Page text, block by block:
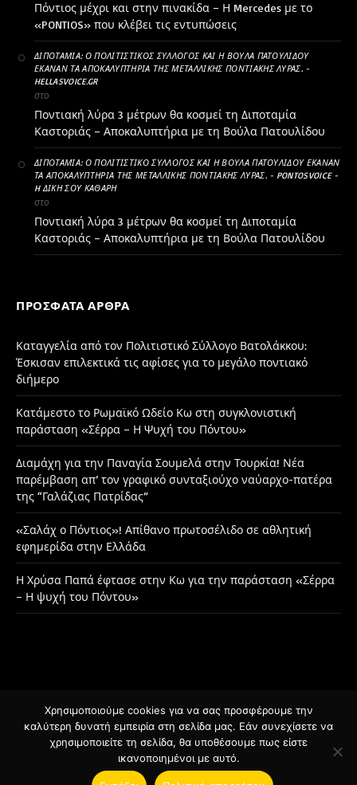
Πόντιος μέχρι και στην πινακίδα – Η Mercedes με το
«PONTIOS» που κλέβει τις εντυπώσεις
ΔΙΠΟΤΑΜΊΑ: Ο ΠΟΛΙΤΙΣΤΙΚΌΣ ΣΎΛΛΟΓΟΣ ΚΑΙ Η ΒΟΎΛΑ ΠΑΤΟΥΛΊΔΟΥ
ΈΚΑΝΑΝ ΤΑ ΑΠΟΚΑΛΥΠΤΉΡΙΑ ΤΗΣ ΜΕΤΑΛΛΙΚΉΣ ΠΟΝΤΙΑΚΉΣ ΛΎΡΑΣ. -
HELLASVOICE.GR
στο
Ποντιακή λύρα 3 μέτρων θα κοσμεί τη Διποταμία
Καστοριάς – Αποκαλυπτήρια με τη Βούλα Πατουλίδου
ΔΙΠΟΤΑΜΊΑ: Ο ΠΟΛΙΤΙΣΤΙΚΌ ΣΎΛΛΟΓΟΣ ΚΑΙ Η ΒΟΎΛΑ ΠΑΤΟΥΛΊΔΟΥ ΈΚΑΝΑΝ
ΤΑ ΑΠΟΚΑΛΥΠΤΉΡΙΑ ΤΗΣ ΜΕΤΑΛΛΙΚΉΣ ΠΟΝΤΙΑΚΉΣ ΛΎΡΑΣ. - PONTOSVOICE -
H ΔΙΚΉ ΣΟΥ ΚΑΘΑΡΗ
στο
Ποντιακή λύρα 3 μέτρων θα κοσμεί τη Διποταμία
Καστοριάς – Αποκαλυπτήρια με τη Βούλα Πατουλίδου
ΠΡΌΣΦΑΤΑ ΆΡΘΡΑ
Καταγγελία από τον Πολιτιστικό Σύλλογο Βατολάκκου:
Έσκισαν επιλεκτικά τις αφίσες για το μεγάλο ποντιακό
διήμερο
Κατάμεστο το Ρωμαϊκό Ωδείο Κω στη συγκλονιστική
παράσταση «Σέρρα – Η Ψυχή του Πόντου»
Διαμάχη για την Παναγία Σουμελά στην Τουρκία! Νέα
παρέμβαση απ’ τον γραφικό συνταξιούχο ναύαρχο-πατέρα
της “Γαλάζιας Πατρίδας”
«Σαλάχ ο Πόντιος»! Απίθανο πρωτοσέλιδο σε αθλητική
εφημερίδα στην Ελλάδα
Η Χρύσα Παπά έφτασε στην Κω για την παράσταση «Σέρρα
– Η ψυχή του Πόντου»
FacebookInstagram
© 2026 Designed by BSee.gr
Χρησιμοποιούμε cookies για να σας προσφέρουμε την
καλύτερη δυνατή εμπειρία στη σελίδα μας. Εάν συνεχίσετε να
χρησιμοποιείτε τη σελίδα, θα υποθέσουμε πως είστε
ικανοποιημένοι με αυτό.